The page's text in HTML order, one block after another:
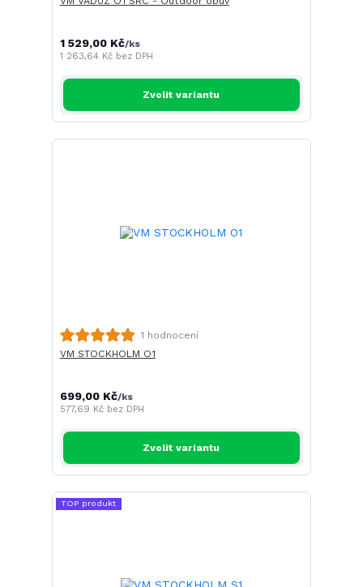
1 529,00 Kč/ks
1 263,64 Kč bez DPH
Zvolit variantu
1 hodnocení
VM STOCKHOLM O1
699,00 Kč/ks
577,69 Kč bez DPH
Zvolit variantu
TOP produkt